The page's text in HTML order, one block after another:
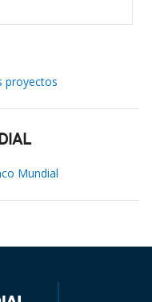
proyectos
Mundial